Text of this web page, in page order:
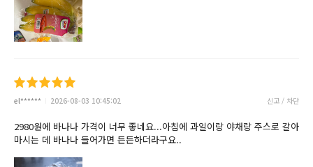
el****** 2026-08-03 10:45:02 신고 / 차단
2980원에 바나나 가격이 너무 좋네요...아침에 과일이랑 야채랑 주스로 갈아
마시는 데 바나나 들어가면 든든하더라구요..